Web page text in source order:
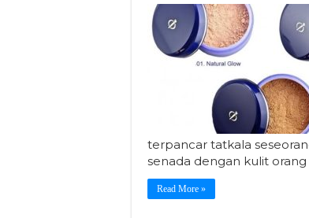
terpancar tatkala
senada dengan kulit orang
Read More »